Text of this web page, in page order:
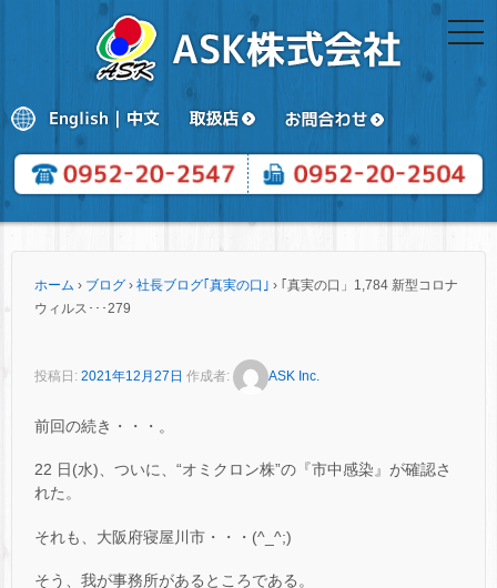
ホーム › ブログ › 社長ブログ｢真実の口｣ › ｢真実の口」1,784 新型コロナ
ウィルス･･･279
投稿日: 2021年12月27日 作成者: ASK Inc.
前回の続き・・・。
22 日(水)、ついに、“オミクロン株”の『市中感染』が確認さ
れた。
それも、大阪府寝屋川市・・・(^_^;)
そう、我が事務所があるところである。